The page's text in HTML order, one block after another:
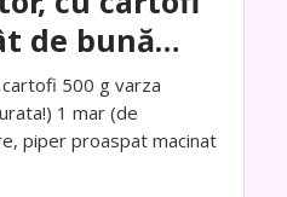
de bună…
500 g varza
1 mar (de
piper proaspat macinat